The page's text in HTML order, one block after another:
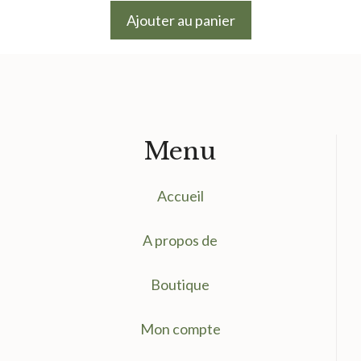
actuel
Ajouter au panier
Menu
Accueil
A propos de
Boutique
Mon compte